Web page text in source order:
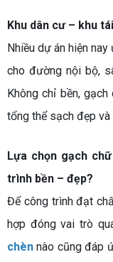
Khu dân cư – khu
Nhiều dự án hiện
cho đường nội bộ,
Không chỉ bền,
tổng thể sạch đẹp
Lựa chọn gạch
trình bền – đẹp?
Để công trình đạt
hợp đóng vai trò
chèn nào cũng đáp